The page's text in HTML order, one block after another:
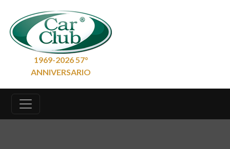
1969-2026 57°
ANNIVERSARIO